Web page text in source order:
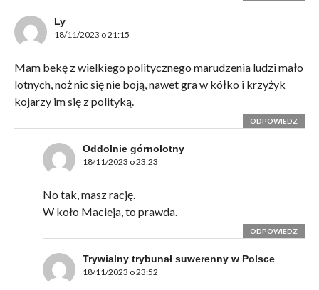
Ly
18/11/2023 o 21:15
Mam bekę z wielkiego politycznego marudzenia ludzi mało
lotnych, noż nic się nie boją, nawet gra w kółko i krzyżyk
kojarzy im się z polityką.
ODPOWIEDZ
Oddolnie górnolotny
18/11/2023 o 23:23
No tak, masz rację.
W koło Macieja, to prawda.
ODPOWIEDZ
Trywialny trybunał suwerenny w Polsce
18/11/2023 o 23:52